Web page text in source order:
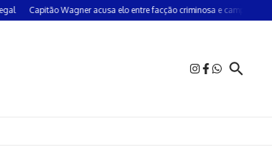
Capitão Wagner acusa elo entre facção criminosa e campanha do